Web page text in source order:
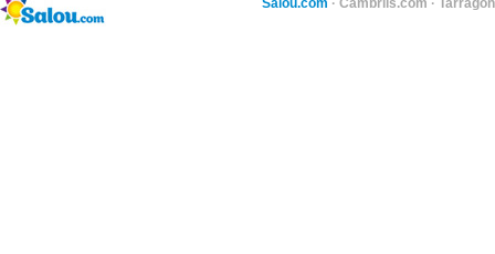
Salou.com · Cambrils.com ·